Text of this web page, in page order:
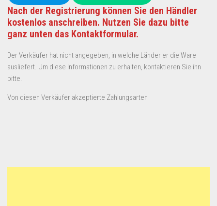
Nach der Registrierung können Sie den Händler
kostenlos anschreiben. Nutzen Sie dazu bitte
ganz unten das Kontaktformular.
Der Verkäufer hat nicht angegeben, in welche Länder er die Ware
ausliefert. Um diese Informationen zu erhalten, kontaktieren Sie ihn
bitte.
Von diesen Verkäufer akzeptierte Zahlungsarten